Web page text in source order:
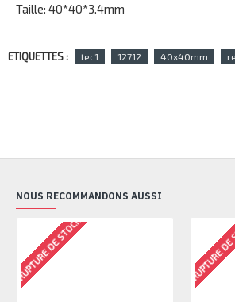
Taille: 40*40*3.4mm
ETIQUETTES : tec1 12712 40x40mm
NOUS RECOMMANDONS AUSSI
RUPTURE DE STOCK